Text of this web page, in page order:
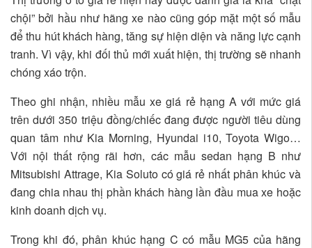
chội” bởi hầu như hãng xe nào cũng góp mặt một số mẫu
để thu hút khách hàng, tăng sự hiện diện và năng lực cạnh
tranh. Vì vậy, khi đối thủ mới xuất hiện, thị trường sẽ nhanh
chóng xáo trộn.
Theo ghi nhận, nhiều mẫu xe giá rẻ hạng A với mức giá
trên dưới 350 triệu đồng/chiếc đang được người tiêu dùng
quan tâm như Kia Morning, Hyundai i10, Toyota Wigo…
Với nội thất rộng rãi hơn, các mẫu sedan hạng B như
Mitsubishi Attrage, Kia Soluto có giá rẻ nhất phân khúc và
đang chia nhau thị phần khách hàng lần đầu mua xe hoặc
kinh doanh dịch vụ.
Trong khi đó, phân khúc hạng C có mẫu MG5 của hãng